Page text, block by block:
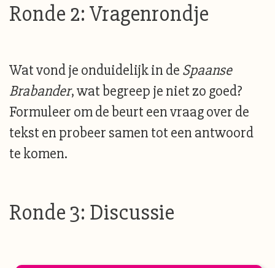
Ronde 2: Vragenrondje
Wat vond je onduidelijk in de Spaanse
Brabander, wat begreep je niet zo goed?
Formuleer om de beurt een vraag over de
tekst en probeer samen tot een antwoord
te komen.
Ronde 3: Discussie